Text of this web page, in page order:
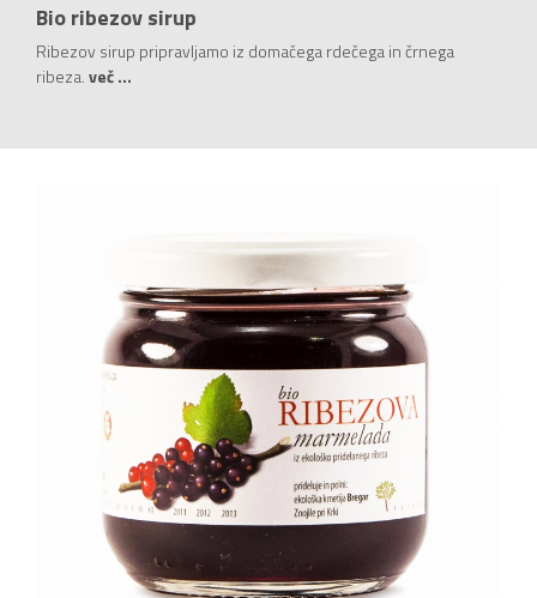
Bio ribezov sirup
Ribezov sirup pripravljamo iz domačega rdečega in črnega
ribeza.več ...